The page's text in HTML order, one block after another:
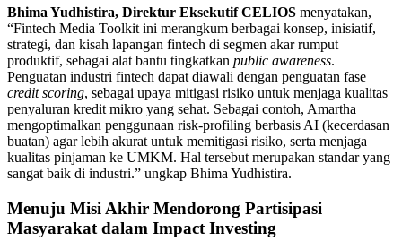
Bhima Yudhistira, Direktur Eksekutif CELIOS menyatakan,
“Fintech Media Toolkit ini merangkum berbagai konsep, inisiatif,
strategi, dan kisah lapangan fintech di segmen akar rumput
produktif, sebagai alat bantu tingkatkan public awareness.
Penguatan industri fintech dapat diawali dengan penguatan fase
credit scoring, sebagai upaya mitigasi risiko untuk menjaga kualitas
penyaluran kredit mikro yang sehat. Sebagai contoh, Amartha
mengoptimalkan penggunaan risk-profiling berbasis AI (kecerdasan
buatan) agar lebih akurat untuk memitigasi risiko, serta menjaga
kualitas pinjaman ke UMKM. Hal tersebut merupakan standar yang
sangat baik di industri.” ungkap Bhima Yudhistira.
Menuju Misi Akhir Mendorong Partisipasi
Masyarakat dalam Impact Investing